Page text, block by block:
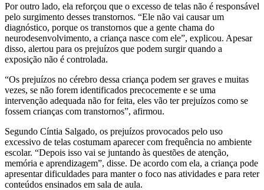
Por outro lado, ela reforçou que o excesso de telas não é responsável
pelo surgimento desses transtornos. “Ele não vai causar um
diagnóstico, porque os transtornos que a gente chama do
neurodesenvolvimento, a criança nasce com ele”, explicou. Apesar
disso, alertou para os prejuízos que podem surgir quando a
exposição não é controlada.
“Os prejuízos no cérebro dessa criança podem ser graves e muitas
vezes, se não forem identificados precocemente e se uma
intervenção adequada não for feita, eles vão ter prejuízos como se
fossem crianças com transtornos”, afirmou.
Segundo Cíntia Salgado, os prejuízos provocados pelo uso
excessivo de telas costumam aparecer com frequência no ambiente
escolar. “Depois isso vai se juntando às questões de atenção,
memória e aprendizagem”, disse. De acordo com ela, a criança pode
apresentar dificuldades para manter o foco nas atividades e para reter
conteúdos ensinados em sala de aula.